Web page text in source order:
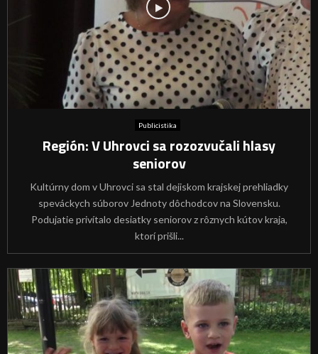
Publicistika
Región: V Uhrovci sa rozozvučali hlasy
seniorov
Kultúrny dom v Uhrovci sa stal dejiskom krajskej prehliadky
speváckych súborov Jednoty dôchodcov na Slovensku.
Podujatie privítalo desiatky seniorov z rôznych kútov kraja,
ktorí prišli...